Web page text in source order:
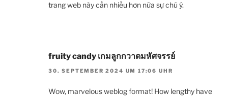
trang web này cần nhiều hơn nữa sự chú ý.
fruity candy เกมลูกกวาดมหัศจรรย์
30. SEPTEMBER 2024 UM 17:06 UHR
Wow, marvelous weblog format! How lengthy have